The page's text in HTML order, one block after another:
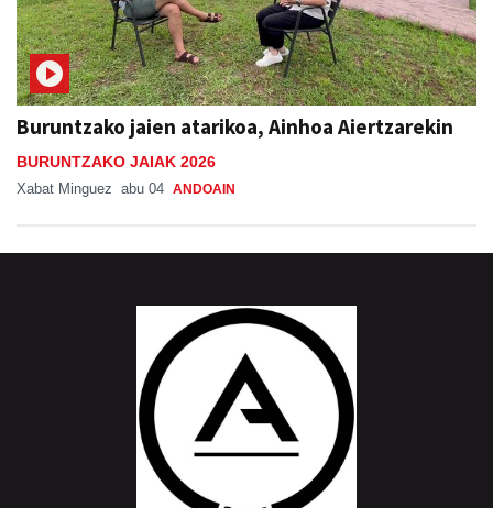
Buruntzako jaien atarikoa, Ainhoa Aiertzarekin
BURUNTZAKO JAIAK 2026
Xabat Minguez abu 04 ANDOAIN